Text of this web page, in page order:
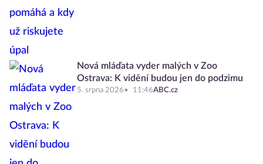
Nová mláďata vyder malých v Zoo
Ostrava: K vidění budou jen do podzimu
5. srpna 2026 11:46ABC.cz